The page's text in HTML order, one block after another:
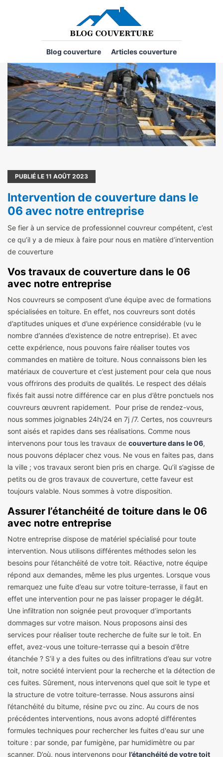
Blog couverture Articles couverture
PUBLIÉ LE 11 AOÛT 2023
Intervention de couverture dans le
06 avec notre entreprise
Se fier à un service de professionnel couvreur compétent, c’est
ce qu’il y a de mieux à faire pour nous en matière d’intervention
de couverture
Vos travaux de couverture dans le 06
avec notre entreprise
Nos couvreurs se composent d’une équipe avec de formations
spécialisées en toiture. En effet, nos couvreurs sont dotés
d’aptitudes uniques et d’une expérience considérable (vu le
nombre d’années d’existence de notre entreprise). Et avec
cette expérience, nous pouvons faire réaliser toutes vos
commandes en matière de toiture. Nous connaissons bien les
matériaux de couverture et c’est justement pour cela que nous
vous offrirons des produits de qualités. Le respect des délais
fixés fait aussi notre différence car en plus d’être ponctuels nos
couvreurs œuvrent rapidement. Pour prise de rendez-vous,
nous sommes joignables 24h/24 en 7j /7. Certes, nos couvreurs
sont aisés et rapides dans ses réalisations. Comme nous
intervenons pour tous les travaux de couverture dans le 06,
nous pouvons déplacer chez vous. Ne vous en faites pas, dans
la ville ; vos travaux seront bien pris en charge. Qu’il s’agisse de
petits ou de gros travaux de couverture, cette faveur est
toujours valable. Nous sommes à votre disposition.
Assurer l’étanchéité de toiture dans le 06
avec notre entreprise
Notre entreprise dispose de matériel spécialisé pour toute
intervention. Nous utilisons différentes méthodes selon les
besoins pour l’étanchéité de votre toit. Réactive, notre équipe
répond aux demandes, même les plus urgentes. Lorsque vous
remarquez une fuite d’eau sur votre toiture-terrasse, il faut en
effet une intervention pour ne pas laisser propager le dégât.
Une infiltration non soignée peut provoquer d’importants
dommages sur votre maison. Nous proposons ainsi des
services pour réaliser toute recherche de fuite sur le toit. En
effet, avez-vous une toiture-terrasse qui a besoin d’être
étanchée ? S’il y a des fuites ou des infiltrations d’eau sur votre
toit, notre société intervient pour la recherche et la détection de
ces fuites. Sûrement, nous intervenons quel que soit le type et
la structure de votre toiture-terrasse. Nous assurons ainsi
l’étanchéité du bitume, résine pvc ou zinc. Au cours de nos
précédentes interventions, nous avons adopté différentes
formules techniques pour rechercher les fuites d'eau sur une
toiture : par sonde, par fumigène, par humidimètre ou par
scanner. D’où, nous intervenons pour l’étanchéité de votre toit